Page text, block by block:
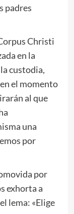
padres
Christi
en la
custodia,
el momento
al que
una
por
por
exhorta a
lema: «Elige